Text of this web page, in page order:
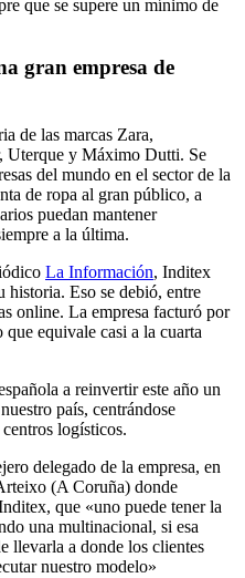
que se supere un mínimo de
gran empresa de
de las marcas Zara,
Uterque y Máximo Dutti. Se
del mundo en el sector de la
de ropa al gran público, a
puedan mantener
a la última.
La Información, Inditex
historia. Eso se debió, entre
online. La empresa facturó por
equivale casi a la cuarta
a reinvertir este año un
país, centrándose
logísticos.
delegado de la empresa, en
(A Coruña) donde
que «uno puede tener la
una multinacional, si esa
llevarla a donde los clientes
nuestro modelo»